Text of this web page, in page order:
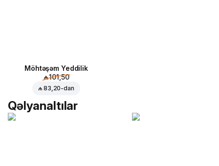
Möhtəşəm Yeddilik
₼ 101,50
₼ 83,20-dan
Qəlyanaltılar